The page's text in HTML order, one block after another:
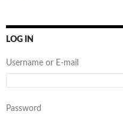
LOG IN
Username or E-mail
Password